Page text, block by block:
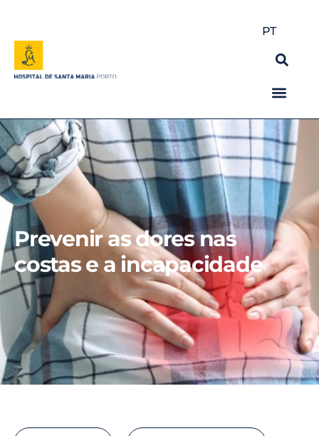
PT
Prevenir as dores nas
costas e a incapacidade